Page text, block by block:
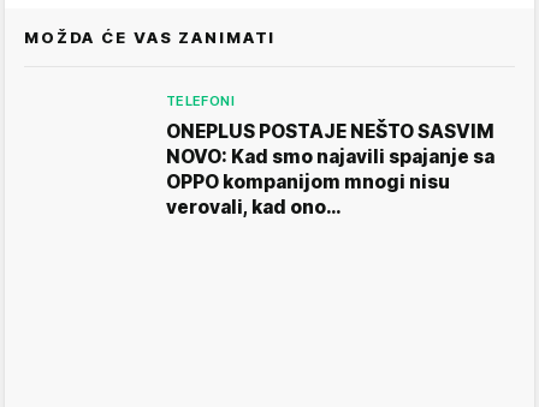
MOŽDA ĆE VAS ZANIMATI
TELEFONI
ONEPLUS POSTAJE NEŠTO SASVIM
NOVO: Kad smo najavili spajanje sa
OPPO kompanijom mnogi nisu
verovali, kad ono…